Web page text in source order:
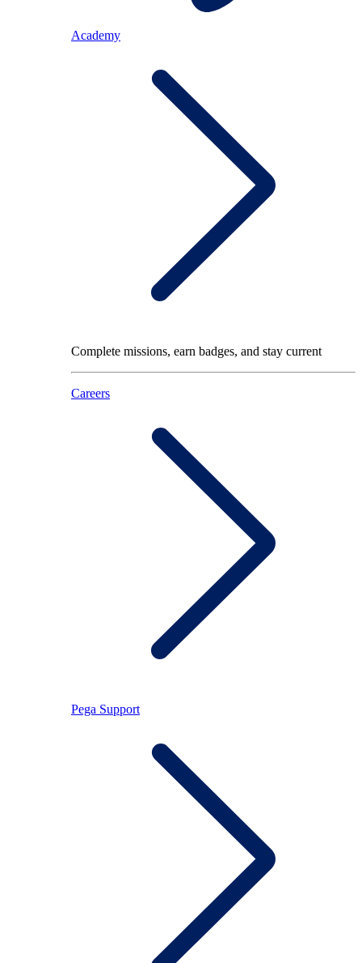
Academy
Complete missions, earn badges, and stay current
Careers
Pega Support